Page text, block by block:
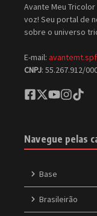
Avante Meu
voz! Seu portal de
sobre o universo
E-mail:
CNPJ: 55.267.912/
Navegue pelas
Base
Brasileirão